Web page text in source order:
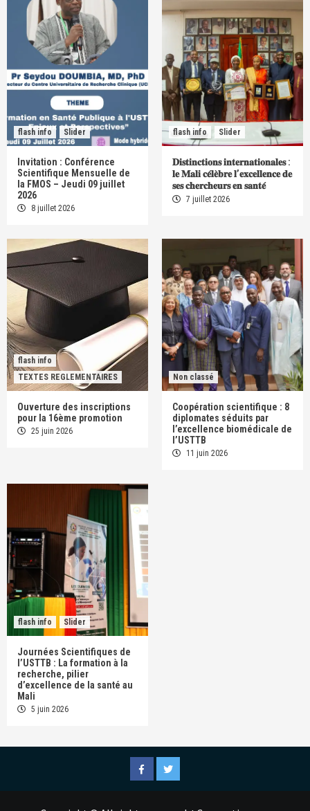
flash info Slider
Invitation : Conférence
Scientifique Mensuelle de
la FMOS – Jeudi 09 juillet
2026
8 juillet 2026
flash info Slider
𝐃𝐢𝐬𝐭𝐢𝐧𝐜𝐭𝐢𝐨𝐧𝐬 𝐢𝐧𝐭𝐞𝐫𝐧𝐚𝐭𝐢𝐨𝐧𝐚𝐥𝐞𝐬 :
𝐥𝐞 𝐌𝐚𝐥𝐢 𝐜𝐞́𝐥𝐞̀𝐛𝐫𝐞 𝐥’𝐞𝐱𝐜𝐞𝐥𝐥𝐞𝐧𝐜𝐞 𝐝𝐞
𝐬𝐞𝐬 𝐜𝐡𝐞𝐫𝐜𝐡𝐞𝐮𝐫𝐬 𝐞𝐧 𝐬𝐚𝐧𝐭𝐞́
7 juillet 2026
flash info
TEXTES REGLEMENTAIRES
Ouverture des inscriptions
pour la 16ème promotion
25 juin 2026
Non classé
Coopération scientifique : 8
diplomates séduits par
l’excellence biomédicale de
l’USTTB
11 juin 2026
flash info Slider
Journées Scientifiques de
l’USTTB : La formation à la
recherche, pilier
d’excellence de la santé au
Mali
5 juin 2026
FacebookTwitter